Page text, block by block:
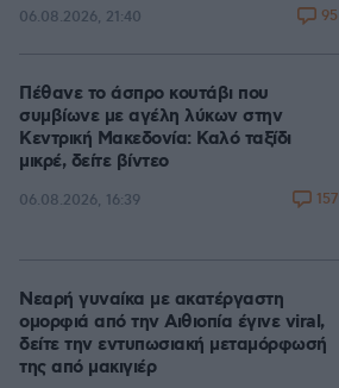
06.08.2026, 21:40 95
Πέθανε το άσπρο κουτάβι που
συμβίωνε με αγέλη λύκων στην
Κεντρική Μακεδονία: Καλό ταξίδι
μικρέ, δείτε βίντεο
06.08.2026, 16:39 157
Νεαρή γυναίκα με ακατέργαστη
ομορφιά από την Αιθιοπία έγινε viral,
δείτε την εντυπωσιακή μεταμόρφωσή
της από μακιγιέρ